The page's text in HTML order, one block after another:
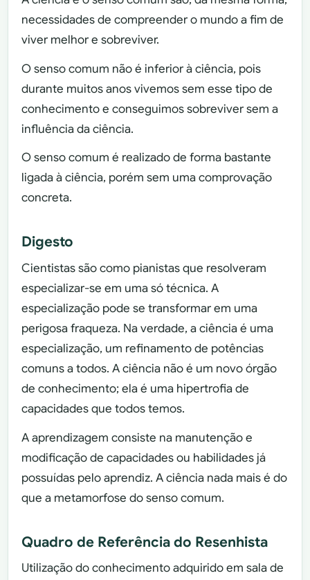
necessidades de compreender o mundo a fim de
viver melhor e sobreviver.
O senso comum não é inferior à ciência, pois
durante muitos anos vivemos sem esse tipo de
conhecimento e conseguimos sobreviver sem a
influência da ciência.
O senso comum é realizado de forma bastante
ligada à ciência, porém sem uma comprovação
concreta.
Digesto
Cientistas são como pianistas que resolveram
especializar-se em uma só técnica. A
especialização pode se transformar em uma
perigosa fraqueza. Na verdade, a ciência é uma
especialização, um refinamento de potências
comuns a todos. A ciência não é um novo órgão
de conhecimento; ela é uma hipertrofia de
capacidades que todos temos.
A aprendizagem consiste na manutenção e
modificação de capacidades ou habilidades já
possuídas pelo aprendiz. A ciência nada mais é do
que a metamorfose do senso comum.
Quadro de Referência do Resenhista
Utilização do conhecimento adquirido em sala de